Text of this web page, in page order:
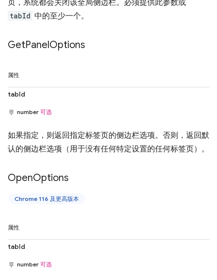
页，系统都会关闭该全局侧边栏。必须提供此参数或
tabId 中的至少一个。
GetPanelOptions
属性
tabId
number 可选
如果指定，则返回指定标签页的侧边栏选项。否则，返回默
认的侧边栏选项（用于没有任何特定设置的任何标签页）。
OpenOptions
Chrome 116 及更高版本
属性
tabId
number 可选